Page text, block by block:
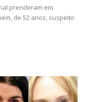
prenderam em
de 52 anos, suspeito